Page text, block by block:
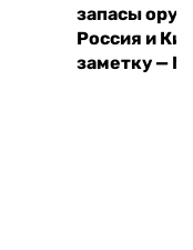
запасы
Россия и
заметку —